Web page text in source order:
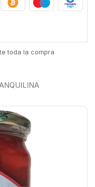
toda la compra